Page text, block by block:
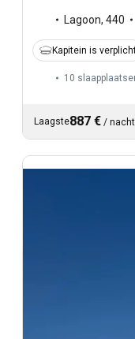
Lagoon, 440
Kapitein is
10
Laagste887 € / nacht